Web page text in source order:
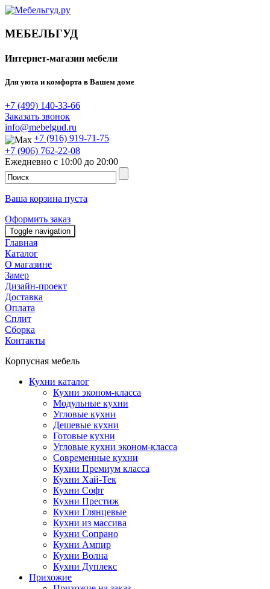
МЕБЕЛЬГУД
Интернет-магазин мебели
Для уюта и комфорта в Вашем доме
+7 (499) 140-33-66
Заказать звонок
info@mebelgud.ru
+7 (916) 919-71-75
+7 (906) 762-22-08
Ежедневно с 10:00 до 20:00
Ваша корзина пуста
Оформить заказ
Toggle navigation
Главная
Каталог
О магазине
Замер
Дизайн-проект
Доставка
Оплата
Сплит
Сборка
Контакты
Корпусная мебель
Кухни каталог
Кухни эконом-класса
Модульные кухни
Угловые кухни
Дешевые кухни
Готовые кухни
Угловые кухни эконом-класса
Современные кухни
Кухни Премиум класса
Кухни Хай-Тек
Кухни Софт
Кухни Престиж
Кухни Глянцевые
Кухни из массива
Кухни Сопрано
Кухни Ампир
Кухни Волна
Кухни Дуплекс
Прихожие